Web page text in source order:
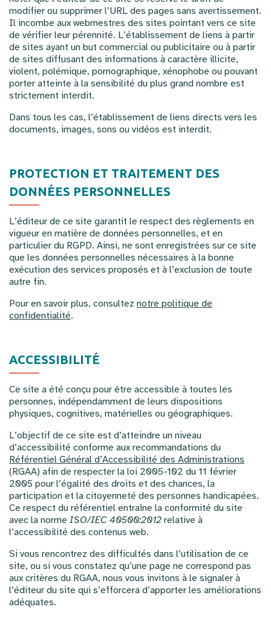
modifier ou supprimer l’URL des pages sans avertissement.
Il incombe aux webmestres des sites pointant vers ce site
de vérifier leur pérennité. L’établissement de liens à partir
de sites ayant un but commercial ou publicitaire ou à partir
de sites diffusant des informations à caractère illicite,
violent, polémique, pornographique, xénophobe ou pouvant
porter atteinte à la sensibilité du plus grand nombre est
strictement interdit.
Dans tous les cas, l’établissement de liens directs vers les
documents, images, sons ou vidéos est interdit.
PROTECTION ET TRAITEMENT DES
DONNÉES PERSONNELLES
L’éditeur de ce site garantit le respect des règlements en
vigueur en matière de données personnelles, et en
particulier du RGPD. Ainsi, ne sont enregistrées sur ce site
que les données personnelles nécessaires à la bonne
exécution des services proposés et à l’exclusion de toute
autre fin.
Pour en savoir plus, consultez notre politique de
confidentialité.
ACCESSIBILITÉ
Ce site a été conçu pour être accessible à toutes les
personnes, indépendamment de leurs dispositions
physiques, cognitives, matérielles ou géographiques.
L’objectif de ce site est d’atteindre un niveau
d’accessibilité conforme aux recommandations du
Référentiel Général d’Accessibilité des Administrations
(RGAA) afin de respecter la loi 2005-102 du 11 février
2005 pour l’égalité des droits et des chances, la
participation et la citoyenneté des personnes handicapées.
Ce respect du référentiel entraîne la conformité du site
avec la norme ISO/IEC 40500:2012 relative à
l’accessibilité des contenus web.
Si vous rencontrez des difficultés dans l’utilisation de ce
site, ou si vous constatez qu’une page ne correspond pas
aux critères du RGAA, nous vous invitons à le signaler à
l’éditeur du site qui s’efforcera d’apporter les améliorations
adéquates.